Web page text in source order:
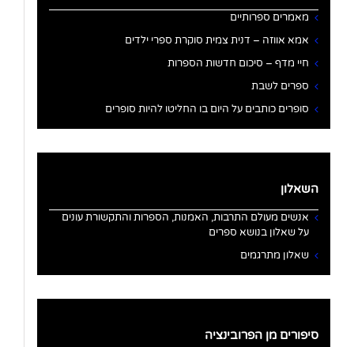
מאמרים ספרותיים
אמא אווזה – דנית צמית סוקרת ספרי ילדים
חיי מדף – סיכום חדשות הספרות
ספרים לשבת
סופרים כותבים על היום בו החליטו להיות סופרים
השאלון
אנשים מעולם התרבות, האמנות, הספרות והתקשורת עונים
על שאלון בנושא ספרים
שאלון מתרגמים
סיפורים מן הפרובינציה